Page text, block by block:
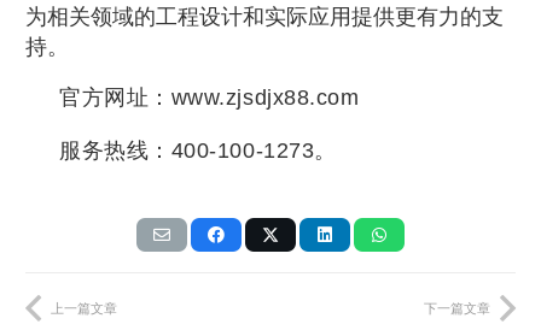
为相关领域的工程设计和实际应用提供更有力的支
持。
官方网址：www.zjsdjx88.com
服务热线：400-100-1273。
上一篇文章 下一篇文章